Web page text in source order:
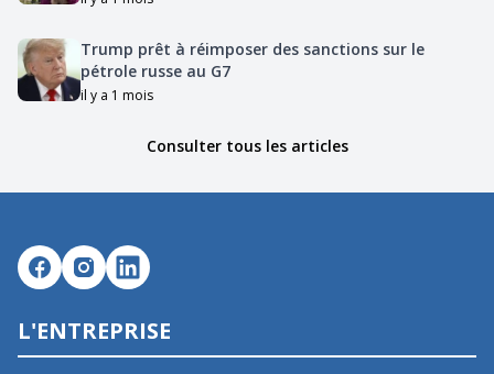
Trump prêt à réimposer des sanctions sur le
pétrole russe au G7
il y a 1 mois
Consulter tous les articles
L'ENTREPRISE